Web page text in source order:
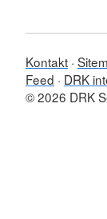
Kontakt
Feed
DRK
© 2026 DRK